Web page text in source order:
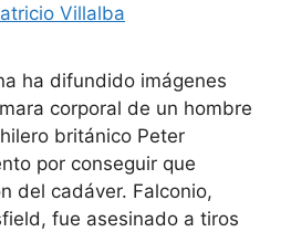
Villalba
ha difundido imágenes
corporal de un hombre
británico Peter
por conseguir que
del cadáver. Falconio,
fue asesinado a tiros